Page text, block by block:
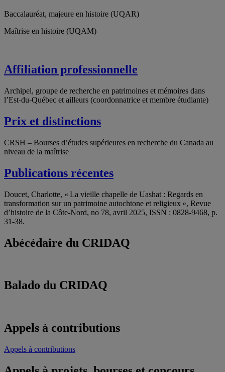
Baccalauréat, majeure en histoire (UQAR)
Maîtrise en histoire (UQAM)
Affiliation professionnelle
Archipel, groupe de recherche en patrimoines et mémoires dans
l’Est-du-Québec et ailleurs (coordonnatrice et membre étudiante)
Prix et distinctions
CRSH – Bourses d’études supérieures en recherche du Canada au
niveau de la maîtrise
Publications récentes
Doucet, Charlotte, « La vieille chapelle de Uashat : Regards en
transformation sur un patrimoine autochtone et religieux », Revue
d’histoire de la Côte-Nord, no 78, avril 2025, ISSN : 0828-9468, p.
31-38.
Abécédaire du CRIDAQ
Balado du CRIDAQ
Appels à contributions
Appels à contributions